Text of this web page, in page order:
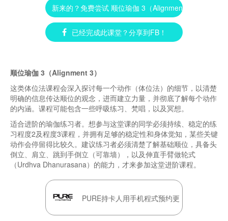
新来的？免费尝试 顺位瑜伽 3（Alignment 3） ►
已经完成此课堂？分享到FB！
顺位瑜伽 3（Alignment 3）
这类体位法课程会深入探讨每一个动作（体位法）的细节，以清楚
明确的信息传达顺位的观念，进而建立力量，并彻底了解每个动作
的内涵。课程可能包含一些呼吸练习、梵唱，以及冥想。
适合进阶的瑜伽练习者。想参与这堂课的同学必须持续、稳定的练
习程度2及程度3课程，并拥有足够的稳定性和身体觉知，某些关键
动作会停留得比较久。建议练习者必须清楚了解基础顺位，具备头
倒立、肩立、跳到手倒立（可靠墙），以及伸直手臂做轮式
（Urdhva Dhanurasana）的能力，才来参加这堂进阶课程。
PURE持卡人用手机程式预约更